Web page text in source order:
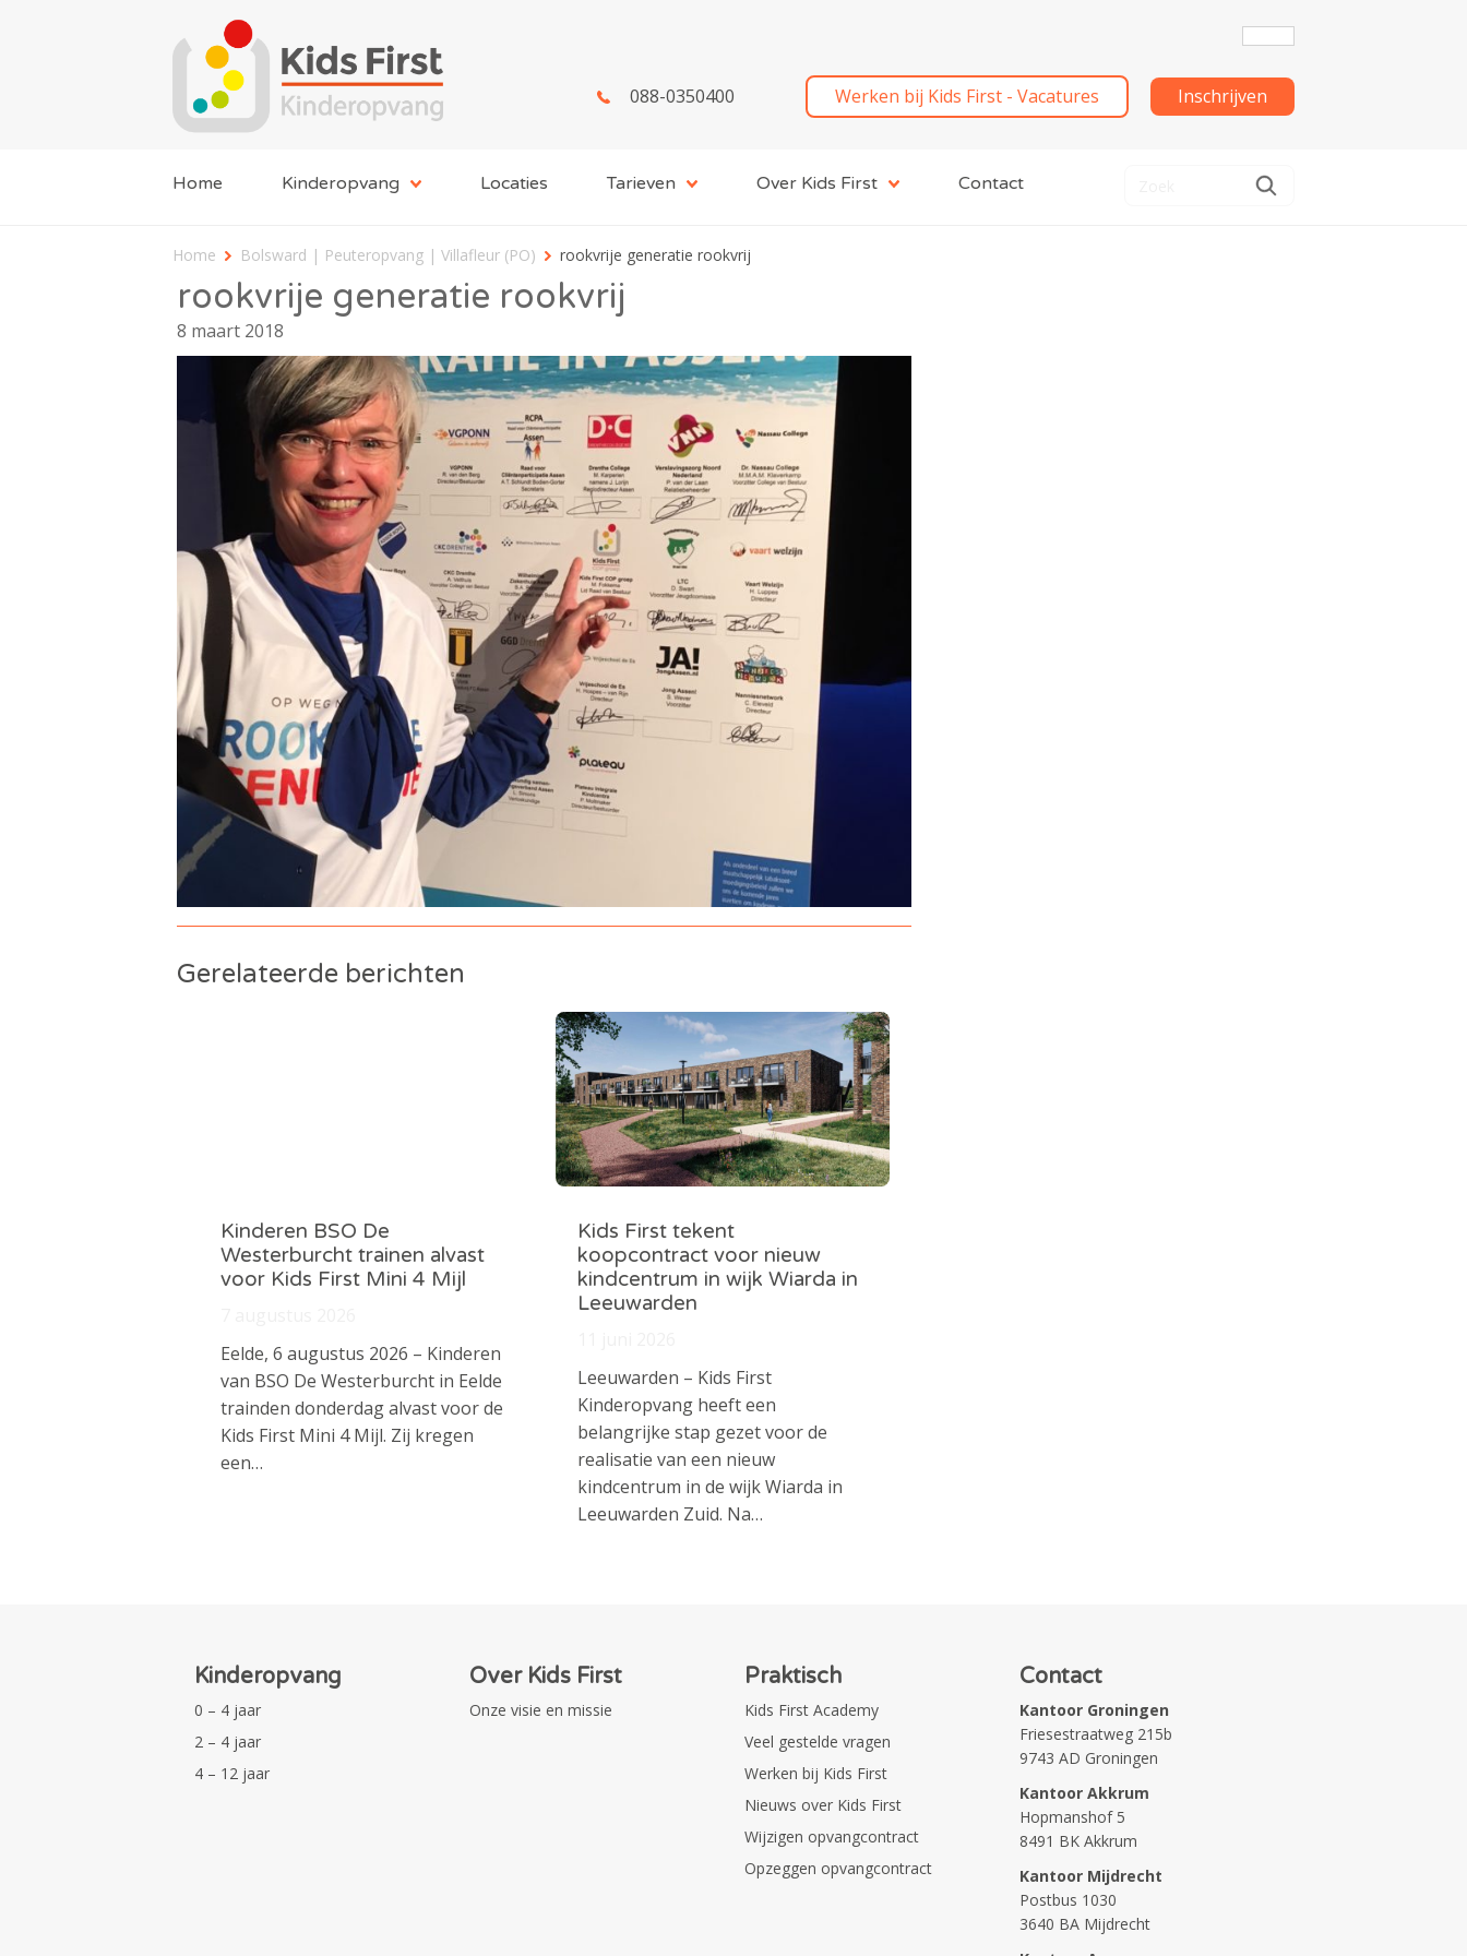
088-0350400 Werken bij Kids First - Vacatures Inschrijven
Home Kinderopvang Locaties Tarieven Over Kids First Contact
Home Bolsward | Peuteropvang | Villafleur (PO) rookvrije generatie rookvrij
rookvrije generatie rookvrij
8 maart 2018
Gerelateerde berichten
Kinderen BSO De
Westerburcht trainen alvast
voor Kids First Mini 4 Mijl
Eelde, 6 augustus 2026 – Kinderen
van BSO De Westerburcht in Eelde
trainden donderdag alvast voor de
Kids First Mini 4 Mijl. Zij kregen
een…
Kids First tekent
koopcontract voor nieuw
kindcentrum in wijk Wiarda in
Leeuwarden
Leeuwarden – Kids First
Kinderopvang heeft een
belangrijke stap gezet voor de
realisatie van een nieuw
kindcentrum in de wijk Wiarda in
Leeuwarden Zuid. Na…
Kinderopvang
0 – 4 jaar
2 – 4 jaar
4 – 12 jaar
Over Kids First
Onze visie en missie
Praktisch
Kids First Academy
Veel gestelde vragen
Werken bij Kids First
Nieuws over Kids First
Wijzigen opvangcontract
Opzeggen opvangcontract
Contact
Kantoor Groningen
Friesestraatweg 215b
9743 AD Groningen
Kantoor Akkrum
Hopmanshof 5
8491 BK Akkrum
Kantoor Mijdrecht
Postbus 1030
3640 BA Mijdrecht